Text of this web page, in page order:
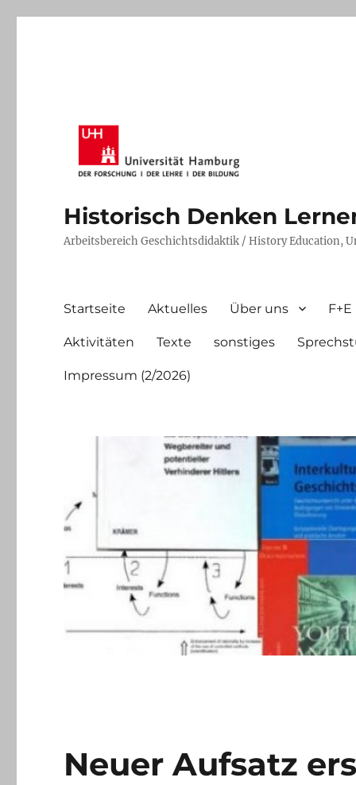
Historisch Denken
Arbeitsbereich Geschichtsdidaktik / History Education,
Startseite Aktuelles Über uns F+E
Aktivitäten Texte sonstiges
Impressum (2/2026)
Neuer Aufsatz